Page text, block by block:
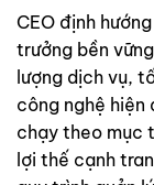
CEO định
trưởng bền
lượng dịch vụ,
công nghệ hiện
chạy theo mục
lợi thế cạnh